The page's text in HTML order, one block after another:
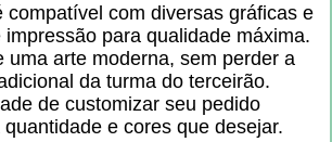
compatível com diversas gráficas e
impressão para qualidade máxima.
uma arte moderna, sem perder a
da turma do terceirão.
de customizar seu pedido
e cores que desejar.